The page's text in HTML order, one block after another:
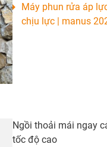
Máy phun rửa áp
chịu lực | manus
Ngồi thoải mái ngay
tốc độ cao